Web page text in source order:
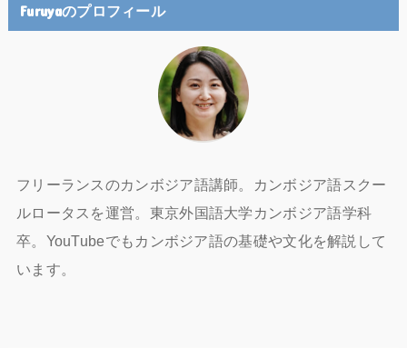
Furuyaのプロフィール
フリーランスのカンボジア語講師。カンボジア語スクー
ルロータスを運営。東京外国語大学カンボジア語学科
卒。YouTubeでもカンボジア語の基礎や文化を解説して
います。